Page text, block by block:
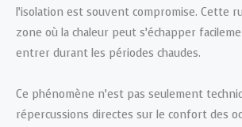
l’isolation est souvent compromise. Cette
zone où la chaleur peut s’échapper
entrer durant les périodes chaudes.
Ce phénomène n’est pas seulement
répercussions directes sur le confort des